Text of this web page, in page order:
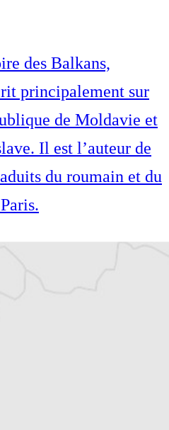
des Balkans,
principalement sur
de Moldavie et
Il est l’auteur de
du roumain et du